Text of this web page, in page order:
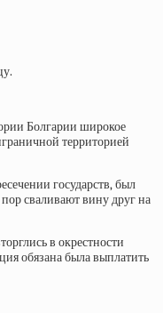
Болгарии широкое
территорией
государств, был
сваливают вину друг на
в окрестности
обязана была выплатить